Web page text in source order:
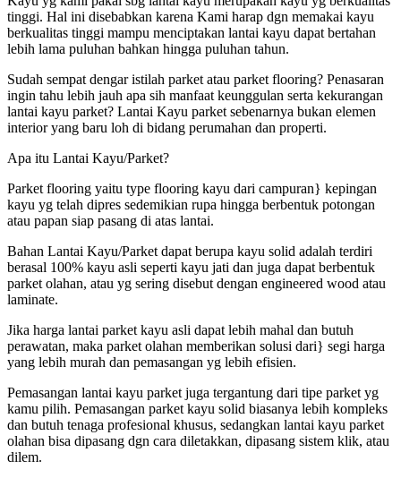
tinggi. Hal ini disebabkan karena Kami harap dgn memakai kayu
berkualitas tinggi mampu menciptakan lantai kayu dapat bertahan
lebih lama puluhan bahkan hingga puluhan tahun.
Sudah sempat dengar istilah parket atau parket flooring? Penasaran
ingin tahu lebih jauh apa sih manfaat keunggulan serta kekurangan
lantai kayu parket? Lantai Kayu parket sebenarnya bukan elemen
interior yang baru loh di bidang perumahan dan properti.
Apa itu Lantai Kayu/Parket?
Parket flooring yaitu type flooring kayu dari campuran} kepingan
kayu yg telah dipres sedemikian rupa hingga berbentuk potongan
atau papan siap pasang di atas lantai.
Bahan Lantai Kayu/Parket dapat berupa kayu solid adalah terdiri
berasal 100% kayu asli seperti kayu jati dan juga dapat berbentuk
parket olahan, atau yg sering disebut dengan engineered wood atau
laminate.
Jika harga lantai parket kayu asli dapat lebih mahal dan butuh
perawatan, maka parket olahan memberikan solusi dari} segi harga
yang lebih murah dan pemasangan yg lebih efisien.
Pemasangan lantai kayu parket juga tergantung dari tipe parket yg
kamu pilih. Pemasangan parket kayu solid biasanya lebih kompleks
dan butuh tenaga profesional khusus, sedangkan lantai kayu parket
olahan bisa dipasang dgn cara diletakkan, dipasang sistem klik, atau
dilem.